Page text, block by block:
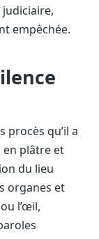
empêchée.
procès qu’il a
en plâtre et
du lieu
organes et
l’œil,